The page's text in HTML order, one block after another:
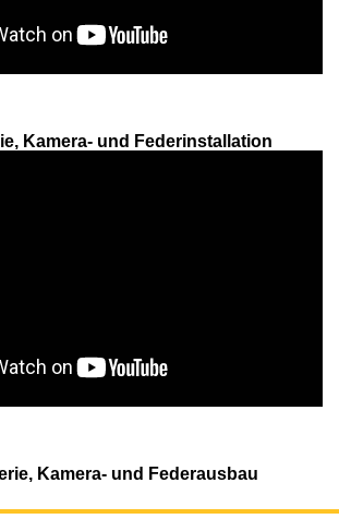
Kamera- und Federinstallation
Kamera- und Federausbau